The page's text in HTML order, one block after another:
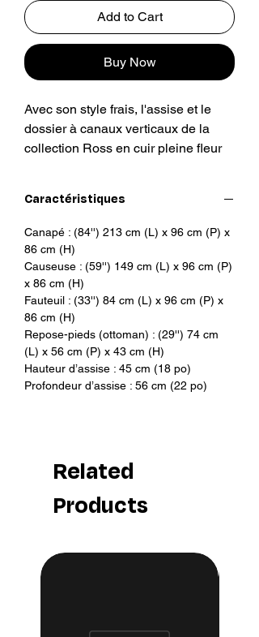
Add to Cart
Buy Now
Avec son style frais, l'assise et le
dossier à canaux verticaux de la
collection Ross en cuir pleine fleur
intérieur. Revêtu d'un superbe cuir
suédé teinté gris nuit, le Ross est
résistant aux taches, doux et facile
d'entretien. Véritable pièce
maîtresse, il apportera une touche
de modernité et de chic à votre
espace.
Remarque : Nos images numériques
présentent des couleurs vives et
Caractéristiques
Canapé : (84'') 213 cm (L) x 96 cm (P) x
86 cm (H)
Causeuse : (59'') 149 cm (L) x 96 cm (P)
x 86 cm (H)
Fauteuil : (33'') 84 cm (L) x 96 cm (P) x
86 cm (H)
Repose-pieds (ottoman) : (29'') 74 cm
(L) x 56 cm (P) x 43 cm (H)
Hauteur d’assise : 45 cm (18 po)
Profondeur d’assise : 56 cm (22 po)
Related
Products